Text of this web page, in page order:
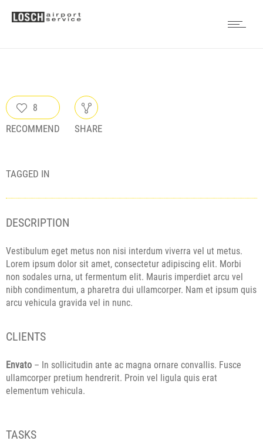
8
RECOMMEND SHARE
TAGGED IN
DESCRIPTION
Vestibulum eget metus non nisi interdum viverra vel ut metus.
Lorem ipsum dolor sit amet, consectetur adipiscing elit. Morbi
non sodales urna, ut fermentum elit. Mauris imperdiet arcu vel
nibh condimentum, a pharetra dui ullamcorper. Nam et ipsum quis
arcu vehicula gravida vel in nunc.
CLIENTS
Envato – In sollicitudin ante ac magna ornare convallis. Fusce
ullamcorper pretium hendrerit. Proin vel ligula quis erat
elementum vehicula.
TASKS